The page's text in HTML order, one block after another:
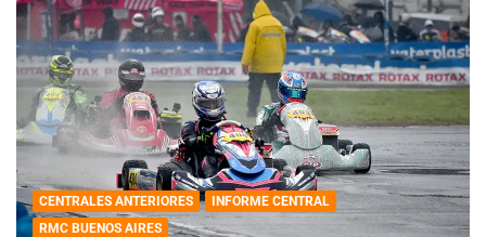
CENTRALES ANTERIORES
INFORME CENTRAL
RMC BUENOS AIRES